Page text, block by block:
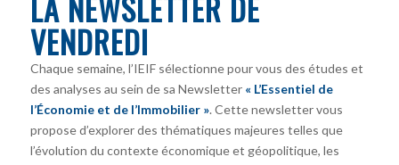
VENDREDI
Chaque semaine, l’IEIF sélectionne pour vous des études et
des analyses au sein de sa Newsletter « L’Essentiel de
l’Économie et de l’Immobilier ». Cette newsletter vous
propose d’explorer des thématiques majeures telles que
l’évolution du contexte économique et géopolitique, les